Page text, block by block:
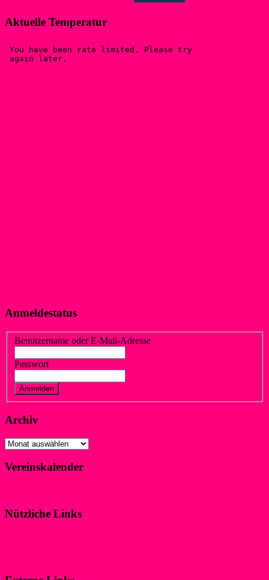
Aktuelle Temperatur
Anmeldestatus
Benutzername oder E-Mail-Adresse
Passwort
Archiv
Archiv
Vereinskalender
Nützliche Links